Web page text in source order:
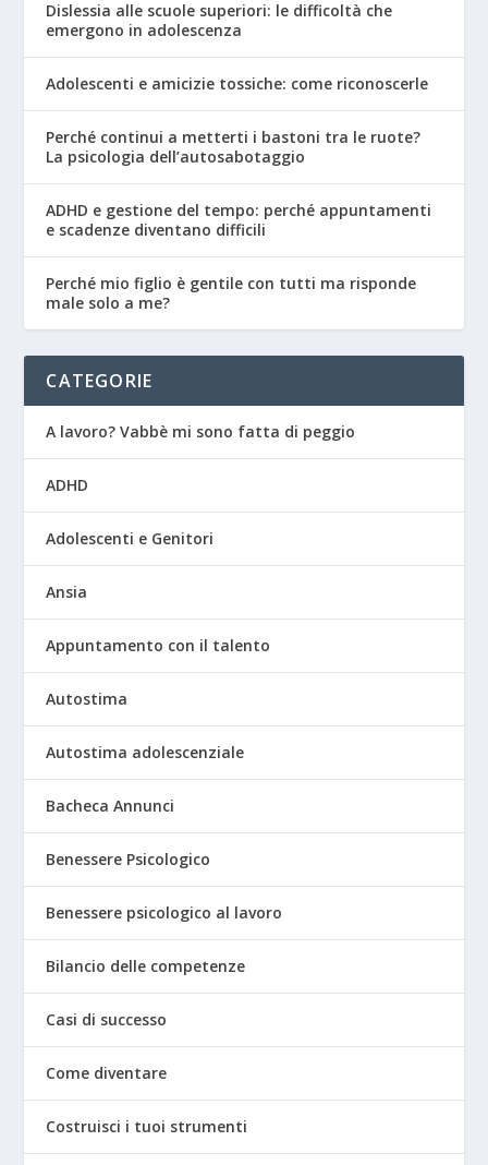
Dislessia alle scuole superiori: le difficoltà che
emergono in adolescenza
Adolescenti e amicizie tossiche: come riconoscerle
Perché continui a metterti i bastoni tra le ruote?
La psicologia dell’autosabotaggio
ADHD e gestione del tempo: perché appuntamenti
e scadenze diventano difficili
Perché mio figlio è gentile con tutti ma risponde
male solo a me?
CATEGORIE
A lavoro? Vabbè mi sono fatta di peggio
ADHD
Adolescenti e Genitori
Ansia
Appuntamento con il talento
Autostima
Autostima adolescenziale
Bacheca Annunci
Benessere Psicologico
Benessere psicologico al lavoro
Bilancio delle competenze
Casi di successo
Come diventare
Costruisci i tuoi strumenti